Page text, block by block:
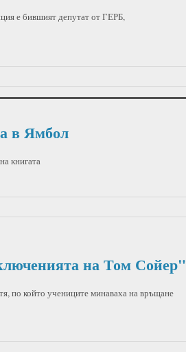
е бившият депутат от ГЕРБ,
в Ямбол
книгата
на Том Сойер"
по който учениците минаваха на връщане